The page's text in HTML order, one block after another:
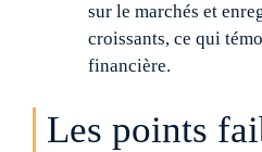
sur le marchés et
croissants, ce qui
financière.
Les points